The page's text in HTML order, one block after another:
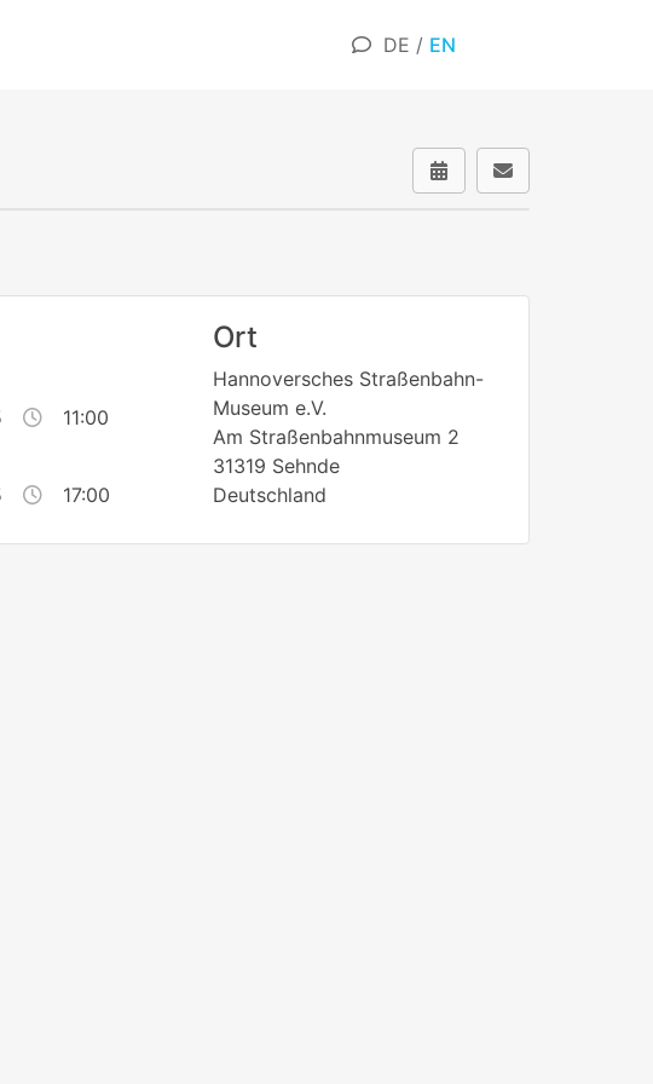
DE / EN
11:00
17:00
Ort
Hannoversches Straßenbahn-
Museum e.V.
Am Straßenbahnmuseum 2
31319 Sehnde
Deutschland